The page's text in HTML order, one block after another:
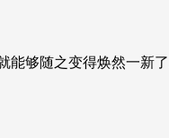
够随之变得焕然一新